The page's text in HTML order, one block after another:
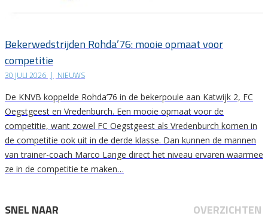
Bekerwedstrijden Rohda’76: mooie opmaat voor
competitie
30 JULI 2026 | NIEUWS
De KNVB koppelde Rohda’76 in de bekerpoule aan Katwijk 2, FC
Oegstgeest en Vredenburch. Een mooie opmaat voor de
competitie, want zowel FC Oegstgeest als Vredenburch komen in
de competitie ook uit in de derde klasse. Dan kunnen de mannen
van trainer-coach Marco Lange direct het niveau ervaren waarmee
ze in de competitie te maken…
SNEL NAAR OVERZICHTEN